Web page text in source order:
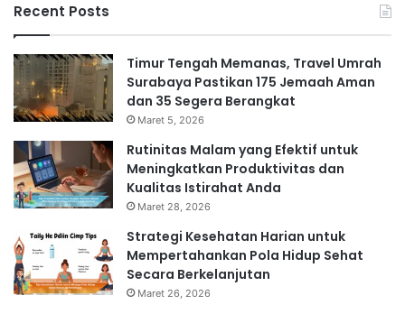
Recent Posts
Timur Tengah Memanas, Travel Umrah
Surabaya Pastikan 175 Jemaah Aman
dan 35 Segera Berangkat
Maret 5, 2026
Rutinitas Malam yang Efektif untuk
Meningkatkan Produktivitas dan
Kualitas Istirahat Anda
Maret 28, 2026
Strategi Kesehatan Harian untuk
Mempertahankan Pola Hidup Sehat
Secara Berkelanjutan
Maret 26, 2026